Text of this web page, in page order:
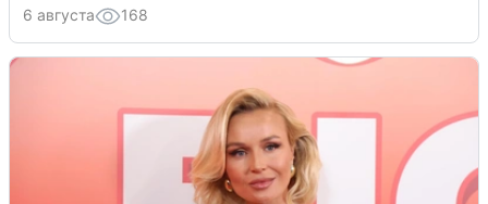
6 августа 168